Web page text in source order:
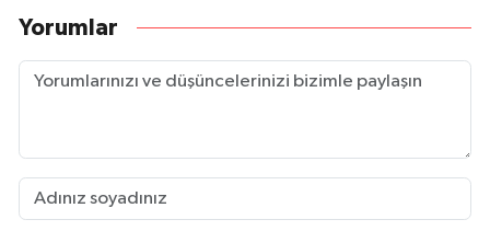
Yorumlar